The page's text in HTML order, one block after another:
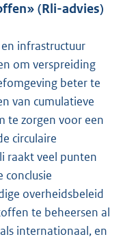
(Rli-advies)
infrastructuur
om verspreiding
beter te
van cumulatieve
te zorgen voor een
circulaire
raakt veel punten
overheidsbeleid
te beheersen al
internationaal, en